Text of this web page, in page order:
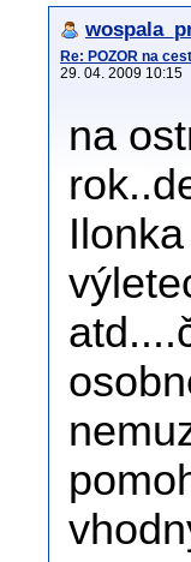
Re: POZOR na
29. 04. 2009 10:15
na